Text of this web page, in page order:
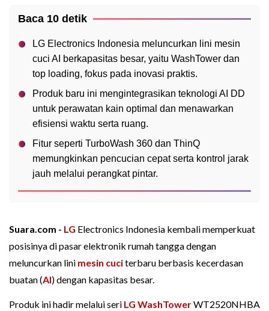
Baca 10 detik
LG Electronics Indonesia meluncurkan lini mesin
cuci AI berkapasitas besar, yaitu WashTower dan
top loading, fokus pada inovasi praktis.
Produk baru ini mengintegrasikan teknologi AI DD
untuk perawatan kain optimal dan menawarkan
efisiensi waktu serta ruang.
Fitur seperti TurboWash 360 dan ThinQ
memungkinkan pencucian cepat serta kontrol jarak
jauh melalui perangkat pintar.
Suara.com - LG Electronics Indonesia kembali memperkuat
posisinya di pasar elektronik rumah tangga dengan
meluncurkan lini mesin cuciterbaru berbasis kecerdasan
buatan (AI) dengan kapasitas besar.
Produk ini hadir melalui seri LG WashTowerWT2520NHBA